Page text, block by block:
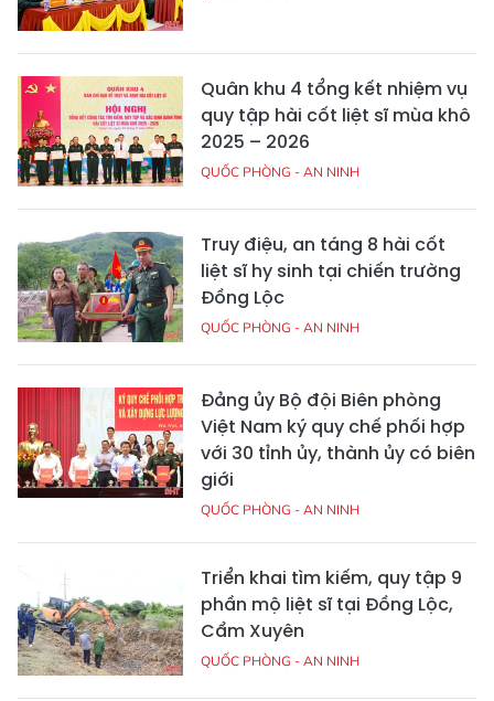
Quân khu 4 tổng kết nhiệm vụ
quy tập hài cốt liệt sĩ mùa khô
2025 – 2026
QUỐC PHÒNG - AN NINH
Truy điệu, an táng 8 hài cốt
liệt sĩ hy sinh tại chiến trường
Đồng Lộc
QUỐC PHÒNG - AN NINH
Đảng ủy Bộ đội Biên phòng
Việt Nam ký quy chế phối hợp
với 30 tỉnh ủy, thành ủy có biên
giới
QUỐC PHÒNG - AN NINH
Triển khai tìm kiếm, quy tập 9
phần mộ liệt sĩ tại Đồng Lộc,
Cẩm Xuyên
QUỐC PHÒNG - AN NINH